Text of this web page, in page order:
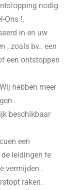
nodig
Ons !.
in en uw
, zoals bv.. een
een ontstoppen
hebben meer
.
beschikbaar
een
leidingen te
vermijden .
raken.